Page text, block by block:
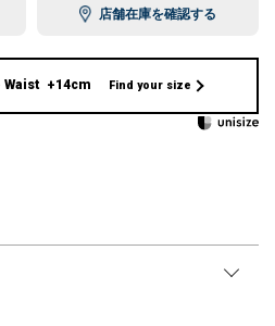
店舗在庫を確認する
Waist +14cm Find your size